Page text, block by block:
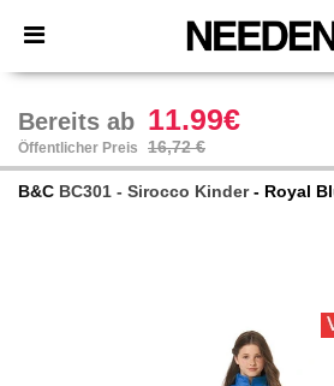
× Needen App
Bessere Preise in der App!
Bereits ab 11.99€
Öffentlicher Preis 16,72 €
B&C BC301 - Sirocco Kinder- Royal